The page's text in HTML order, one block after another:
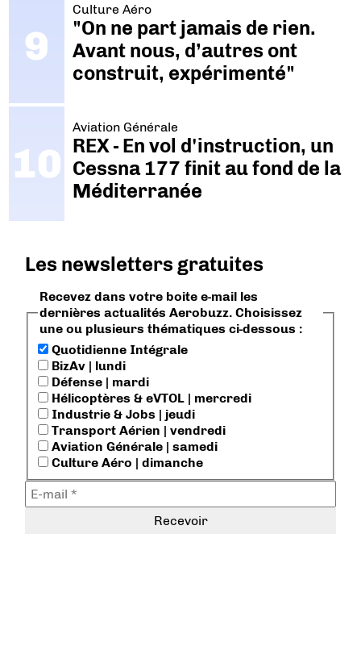
Culture Aéro
"On ne part jamais de rien.
Avant nous, d’autres ont
construit, expérimenté"
Aviation Générale
REX - En vol d'instruction, un
Cessna 177 finit au fond de la
Méditerranée
Les newsletters gratuites
Recevez dans votre boite e-mail les
dernières actualités Aerobuzz. Choisissez
une ou plusieurs thématiques ci-dessous :
Quotidienne Intégrale
BizAv | lundi
Défense | mardi
Hélicoptères & eVTOL | mercredi
Industrie & Jobs | jeudi
Transport Aérien | vendredi
Aviation Générale | samedi
Culture Aéro | dimanche